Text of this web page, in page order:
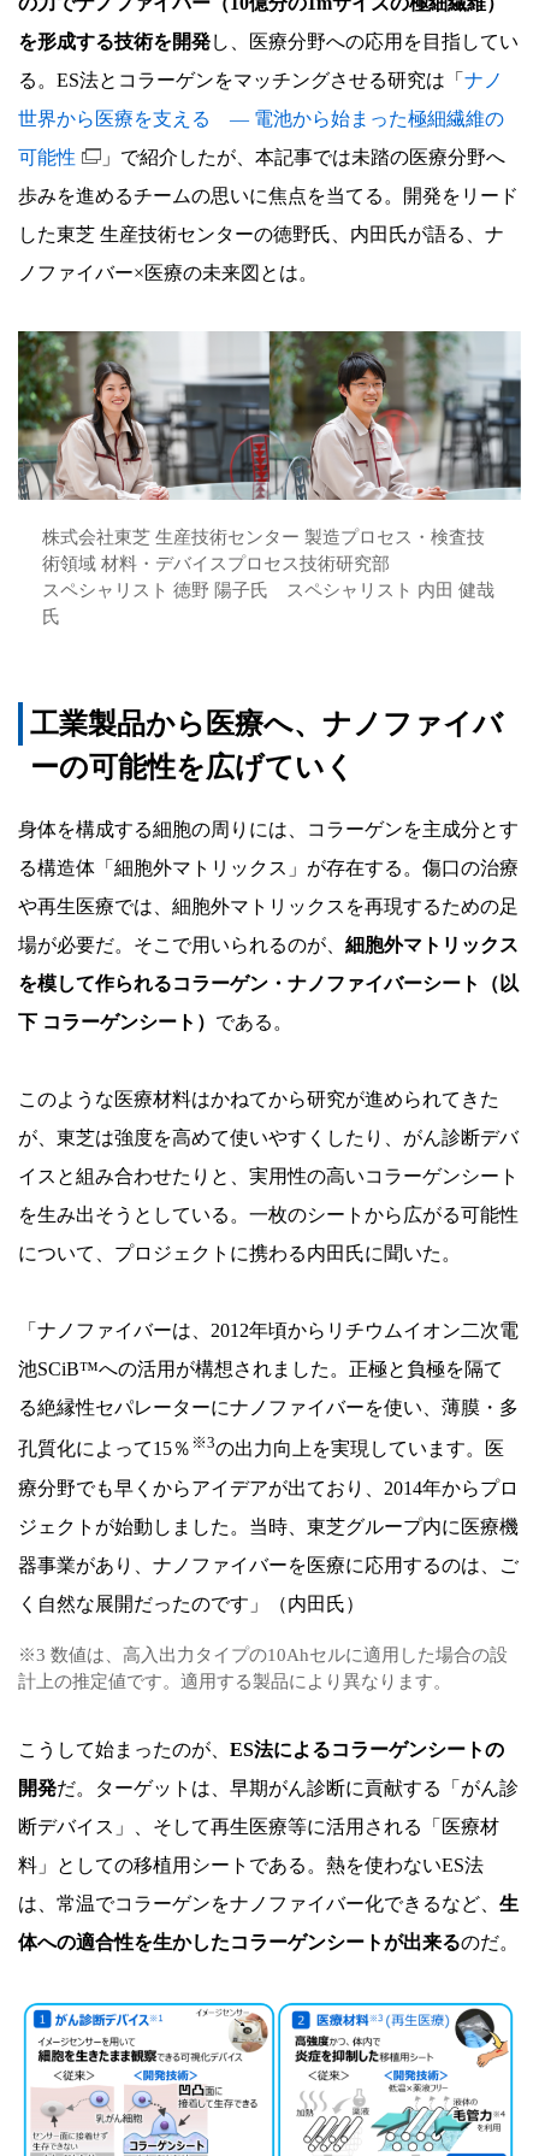
を形成する技術を開発し、医療分野への応用を目指してい
る。ES法とコラーゲンをマッチングさせる研究は「 ナノ
世界から医療を支える ― 電池から始まった極細繊維の
可能性
」で紹介したが、本記事では未踏の医療分野へ
歩みを進めるチームの思いに焦点を当てる。開発をリード
した東芝 生産技術センターの徳野氏、内田氏が語る、ナ
ノファイバー×医療の未来図とは。
株式会社東芝 生産技術センター 製造プロセス・検査技
術領域 材料・デバイスプロセス技術研究部
スペシャリスト 徳野 陽子氏 スペシャリスト 内田 健哉
氏
工業製品から医療へ、ナノファイバ
ーの可能性を広げていく
身体を構成する細胞の周りには、コラーゲンを主成分とす
る構造体「細胞外マトリックス」が存在する。傷口の治療
や再生医療では、細胞外マトリックスを再現するための足
場が必要だ。そこで用いられるのが、 細胞外マトリックス
を模して作られるコラーゲン・ナノファイバーシート（以
下 コラーゲンシート） である。
このような医療材料はかねてから研究が進められてきた
が、東芝は強度を高めて使いやすくしたり、がん診断デバ
イスと組み合わせたりと、実用性の高いコラーゲンシート
を生み出そうとしている。一枚のシートから広がる可能性
について、プロジェクトに携わる内田氏に聞いた。
「ナノファイバーは、2012年頃からリチウムイオン二次電
池SCiB™への活用が構想されました。正極と負極を隔て
る絶縁性セパレーターにナノファイバーを使い、薄膜・多
孔質化によって15％ ※3の出力向上を実現しています。医
療分野でも早くからアイデアが出ており、2014年からプロ
ジェクトが始動しました。当時、東芝グループ内に医療機
器事業があり、ナノファイバーを医療に応用するのは、ご
く自然な展開だったのです」（内田氏）
※3 数値は、高入出力タイプの10Ahセルに適用した場合の設
計上の推定値です。適用する製品により異なります。
こうして始まったのが、 ES法によるコラーゲンシートの
開発だ。ターゲットは、早期がん診断に貢献する「がん診
断デバイス」、そして再生医療等に活用される「医療材
料」としての移植用シートである。熱を使わないES法
は、常温でコラーゲンをナノファイバー化できるなど、 生
体への適合性を生かしたコラーゲンシートが出来るのだ。